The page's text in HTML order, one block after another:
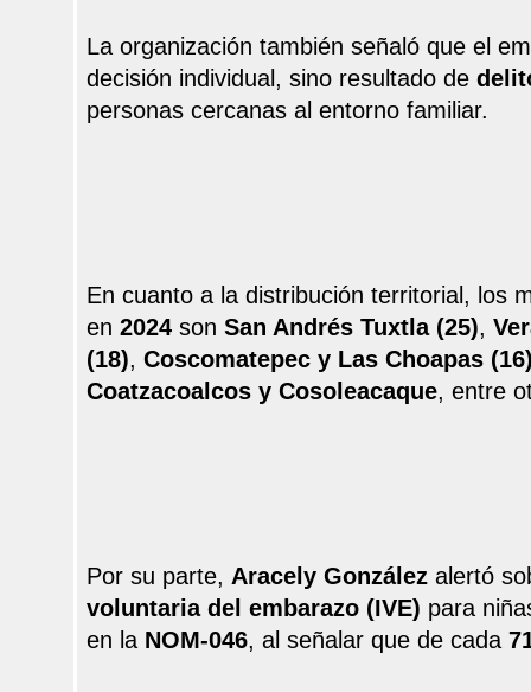
La organización también señaló que el
decisión individual, sino resultado de
personas cercanas al entorno familiar.
En cuanto a la distribución territorial, los
en 2024 son San Andrés Tuxtla (25),
(18), Coscomatepec y Las Choapas
Coatzacoalcos y Cosoleacaque, entre
Por su parte, Aracely González alertó
voluntaria del embarazo (IVE) para
en la NOM-046, al señalar que de cada